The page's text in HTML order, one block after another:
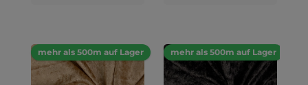
mehr als 500m auf Lager mehr als 500m auf Lager